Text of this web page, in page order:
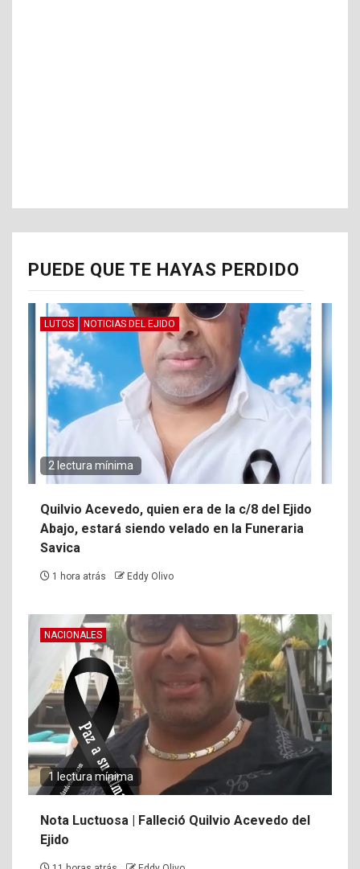
PUEDE QUE TE HAYAS PERDIDO
LUTOS NOTICIAS DEL EJIDO
2 lectura mínima
Quilvio Acevedo, quien era de la c/8 del Ejido
Abajo, estará siendo velado en la Funeraria
Savica
1 hora atrás Eddy Olivo
NACIONALES
1 lectura mínima
Nota Luctuosa | Falleció Quilvio Acevedo del
Ejido